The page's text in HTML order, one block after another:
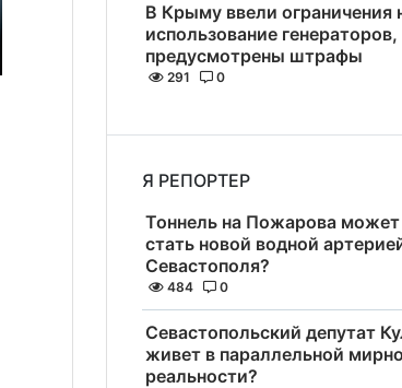
В Крыму ввели ограничения
использование генераторов,
предусмотрены штрафы
291 0
Я РЕПОРТЕР
Тоннель на Пожарова может
стать новой водной
Севастополя?
484 0
Севастопольский депутат
живет в параллельной
реальности?